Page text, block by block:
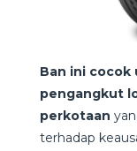
Ban ini cocok
pengangkut
perkotaan
terhadap